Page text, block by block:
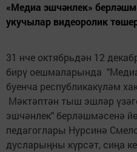
«Медиа эшчәнлек»
укучылар видеоролик
31 нче октябрьдән 12
бирү оешмаларында
буенча республикакүләм
Мәктәптән тыш эшләр
эшчәнлек" берләшмәсенә
педагоглары Нурсинә
дусларыңны күрсәт, сиңа